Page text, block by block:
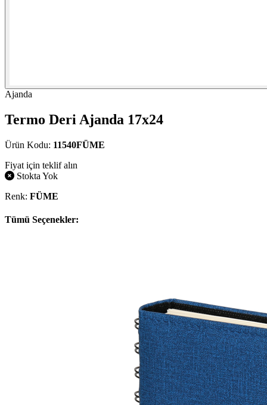
Ajanda
Termo Deri Ajanda 17x24
Ürün Kodu: 11540FÜME
Fiyat için teklif alın
Stokta Yok
Renk: FÜME
Tümü Seçenekler: